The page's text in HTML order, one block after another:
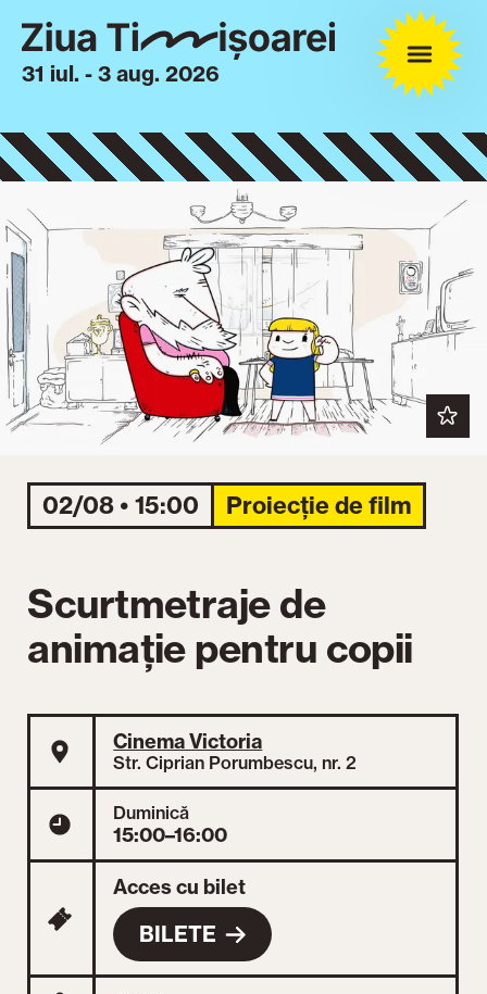
31 iul. - 3 aug. 2026
02/08 • 15:00 Proiecție de film
Scurtmetraje de
animație pentru copii
Cinema Victoria
Str. Ciprian Porumbescu, nr. 2
Duminică
15:00–16:00
Acces cu bilet
BILETE